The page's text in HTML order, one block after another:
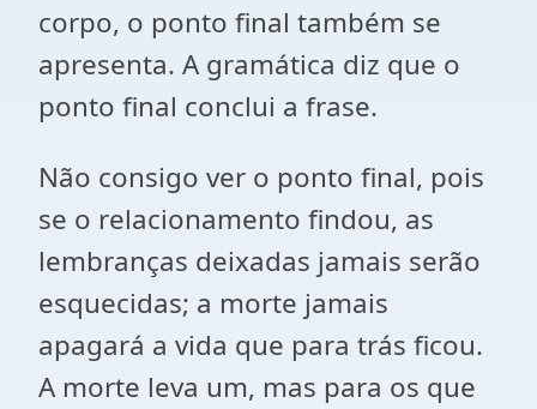
corpo, o ponto final também se
apresenta. A gramática diz que o
ponto final conclui a frase.
Não consigo ver o ponto final, pois
se o relacionamento findou, as
lembranças deixadas jamais serão
esquecidas; a morte jamais
apagará a vida que para trás ficou.
A morte leva um, mas para os que